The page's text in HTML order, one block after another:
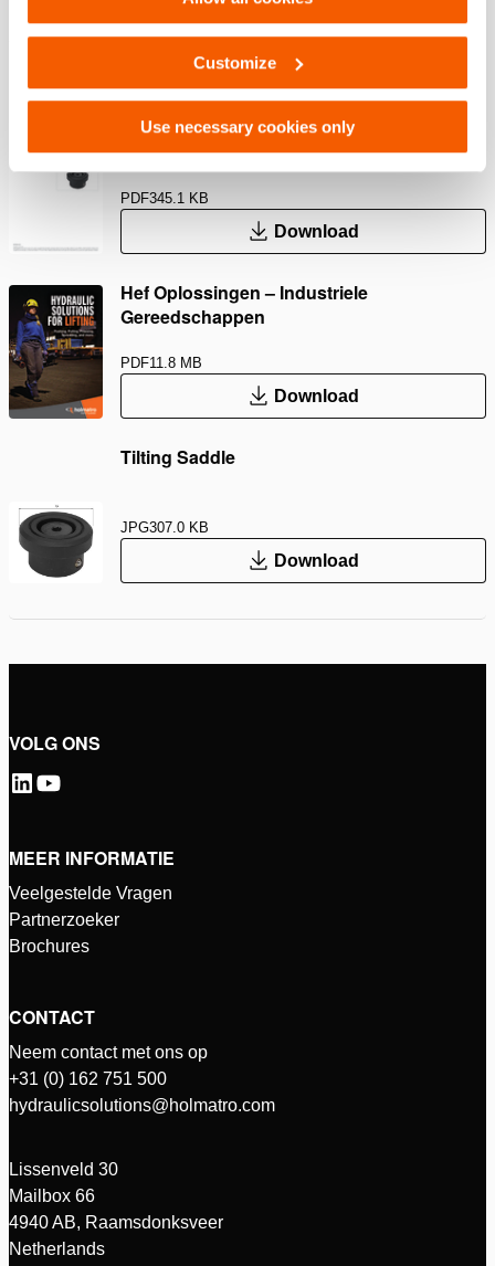
Customize
Use necessary cookies only
Downloaden
HJ 200 – 250 (SN), Specificatieblad, A4
metrisch
PDF345.1 KB
Download
Hef Oplossingen – Industriele
Gereedschappen
PDF11.8 MB
Download
Tilting Saddle
JPG307.0 KB
Download
VOLG ONS
MEER INFORMATIE
Veelgestelde Vragen
Partnerzoeker
Brochures
CONTACT
Neem contact met ons op
+31 (0) 162 751 500
hydraulicsolutions@holmatro.com
Lissenveld 30
Mailbox 66
4940 AB, Raamsdonksveer
Netherlands